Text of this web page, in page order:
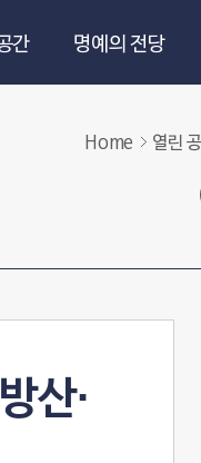
간 명예의 전당
Home 열린
산·